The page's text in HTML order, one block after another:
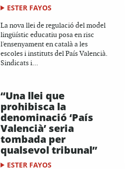
ESTER FAYOS
La nova llei de regulació del model
lingüístic educatiu posa en risc
l'ensenyament en català a les
escoles i instituts del País Valencià.
Sindicats i...
“Una llei que
prohibisca la
denominació ‘País
Valencià’ seria
tombada per
qualsevol tribunal”
ESTER FAYOS